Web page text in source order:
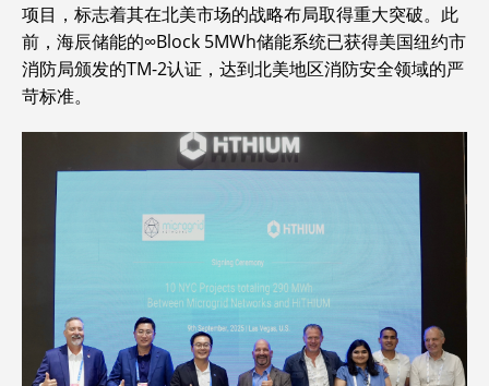
项目，标志着其在北美市场的战略布局取得重大突破。此
前，海辰储能的∞Block 5MWh储能系统已获得美国纽约市
消防局颁发的TM-2认证，达到北美地区消防安全领域的严
苛标准。